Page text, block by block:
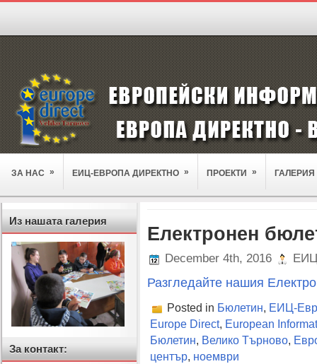
ЗА НАС » ЕИЦ-ЕВРОПА ДИРЕКТНО » ПРОЕКТИ » ГАЛЕРИЯ
Из нашата галерия
За контакт:
Електронен
December 4th, 2016 ЕИЦ
Разгледайте нашия
Posted in Бюлетин, ЕИЦ-
Europe Direct, European
Бюлетин, Велико Търново,
център, ноември